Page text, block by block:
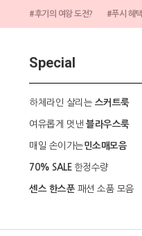
#후기의 여왕 도전? #푸시 혜
Special
하체라인 살리는 스커트룩
여유롭게 멋낸 블라우스룩
매일 손이가는민소매모음
70% SALE 한정수량
센스 한스푼패션 소품 모음